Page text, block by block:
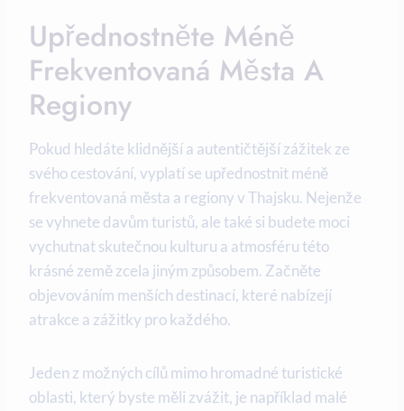
Upřednostněte Méně
Frekventovaná Města A
Regiony
Pokud hledáte klidnější a autentičtější zážitek ze
svého cestování, vyplatí se upřednostnit méně
frekventovaná města a regiony v Thajsku. Nejenže
se vyhnete davům turistů, ale také si budete moci
vychutnat skutečnou kulturu a atmosféru této
krásné země zcela jiným způsobem. Začněte
objevováním menších destinací, které nabízejí
atrakce a zážitky pro každého.
Jeden z možných cílů mimo hromadné turistické
oblasti, který byste měli zvážit, je například malé